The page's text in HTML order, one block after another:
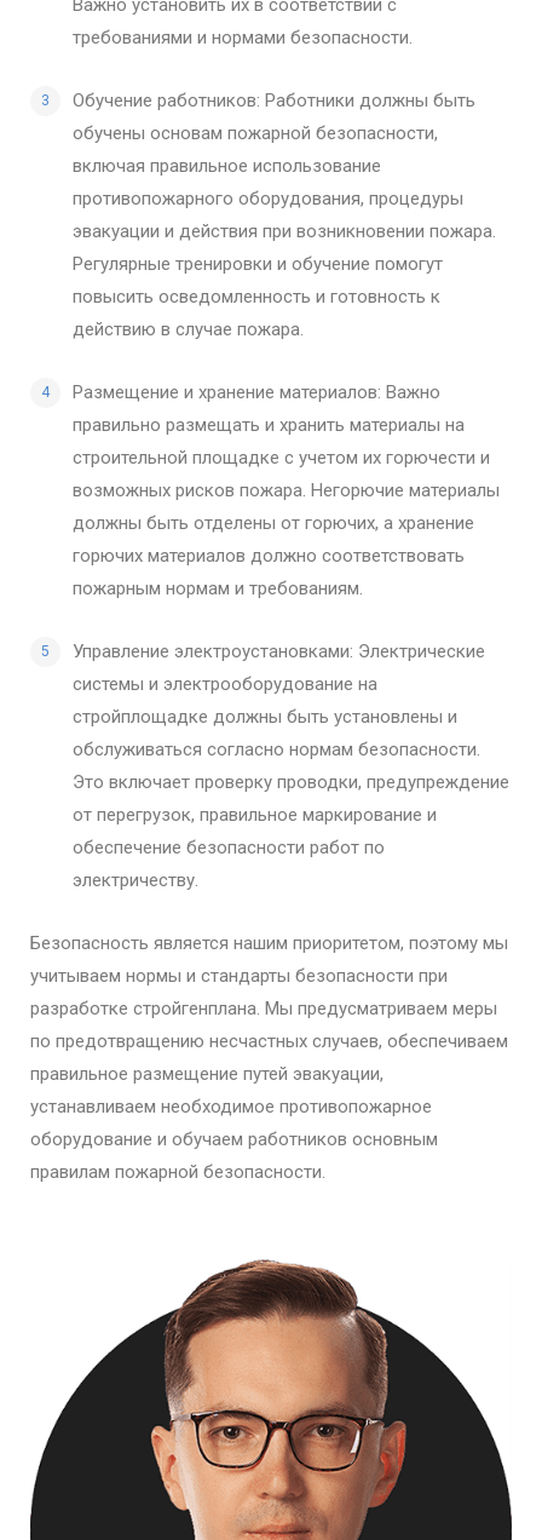
требованиями и нормами безопасности.
Обучение работников: Работники должны быть
обучены основам пожарной безопасности,
включая правильное использование
противопожарного оборудования, процедуры
эвакуации и действия при возникновении пожара.
Регулярные тренировки и обучение помогут
повысить осведомленность и готовность к
действию в случае пожара.
Размещение и хранение материалов: Важно
правильно размещать и хранить материалы на
строительной площадке с учетом их горючести и
возможных рисков пожара. Негорючие материалы
должны быть отделены от горючих, а хранение
горючих материалов должно соответствовать
пожарным нормам и требованиям.
Управление электроустановками: Электрические
системы и электрооборудование на
стройплощадке должны быть установлены и
обслуживаться согласно нормам безопасности.
Это включает проверку проводки, предупреждение
от перегрузок, правильное маркирование и
обеспечение безопасности работ по
электричеству.
Безопасность является нашим приоритетом, поэтому мы
учитываем нормы и стандарты безопасности при
разработке стройгенплана. Мы предусматриваем меры
по предотвращению несчастных случаев, обеспечиваем
правильное размещение путей эвакуации,
устанавливаем необходимое противопожарное
оборудование и обучаем работников основным
правилам пожарной безопасности.